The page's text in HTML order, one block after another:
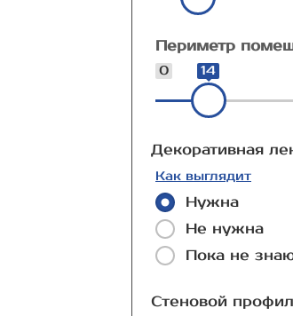
Периметр
0 14
Декоративная
Как выглядит
Нужна
Не нужна
Пока не
Стеновой